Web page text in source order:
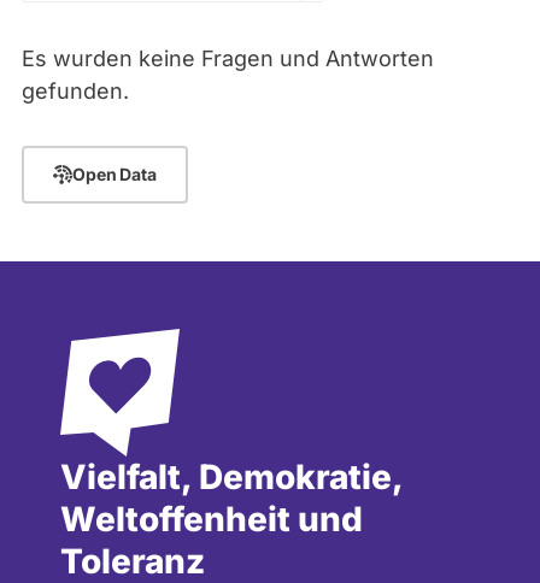
Mandaten
Thema
- Alle -
Antwort Status
- Alle -
Es wurden keine Fragen und Antworten
gefunden.
Open Data
Vielfalt, Demokratie,
Weltoffenheit und
Toleranz